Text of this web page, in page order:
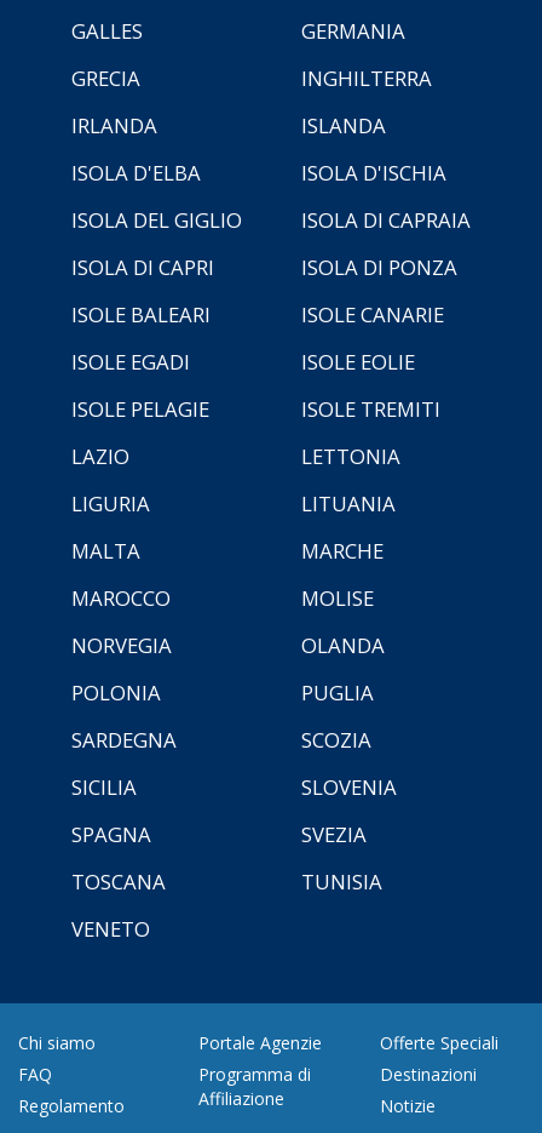
GALLES
GERMANIA
GRECIA
INGHILTERRA
IRLANDA
ISLANDA
ISOLA D'ELBA
ISOLA D'ISCHIA
ISOLA DEL GIGLIO
ISOLA DI CAPRAIA
ISOLA DI CAPRI
ISOLA DI PONZA
ISOLE BALEARI
ISOLE CANARIE
ISOLE EGADI
ISOLE EOLIE
ISOLE PELAGIE
ISOLE TREMITI
LAZIO
LETTONIA
LIGURIA
LITUANIA
MALTA
MARCHE
MAROCCO
MOLISE
NORVEGIA
OLANDA
POLONIA
PUGLIA
SARDEGNA
SCOZIA
SICILIA
SLOVENIA
SPAGNA
SVEZIA
TOSCANA
TUNISIA
VENETO
Chi siamo
FAQ
Regolamento
Portale Agenzie
Programma di
Affiliazione
Offerte Speciali
Destinazioni
Notizie